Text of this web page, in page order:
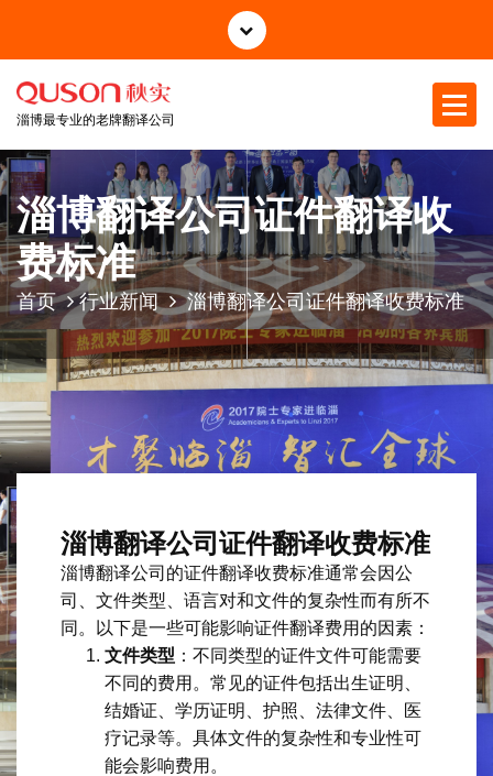
正
淄博最专业的老牌翻译公司
淄博翻译公司证件翻译收
费标准
首页 行业新闻 淄博翻译公司证件翻译收费标准
淄博翻译公司证件翻译收费标准
淄博翻译公司的证件翻译收费标准通常会因公
司、文件类型、语言对和文件的复杂性而有所不
同。以下是一些可能影响证件翻译费用的因素：
文件类型 ：不同类型的证件文件可能需要
不同的费用。常见的证件包括出生证明、
结婚证、学历证明、护照、法律文件、医
疗记录等。具体文件的复杂性和专业性可
能会影响费用。